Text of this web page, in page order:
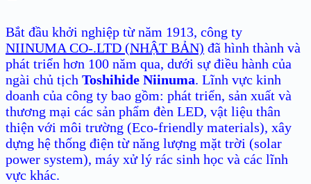
Bắt đầu khởi nghiệp từ năm 1913, công ty
NIINUMA CO-.LTD (NHẬT BẢN) đã hình thành và
phát triển hơn 100 năm qua, dưới sự điều hành của
ngài chủ tịch Toshihide Niinuma. Lĩnh vực kinh
doanh của công ty bao gồm: phát triển, sản xuất và
thương mại các sản phẩm đèn LED, vật liệu thân
thiện với môi trường (Eco-friendly materials), xây
dựng hệ thống điện từ năng lượng mặt trời (solar
power system), máy xử lý rác sinh học và các lĩnh
vực khác.